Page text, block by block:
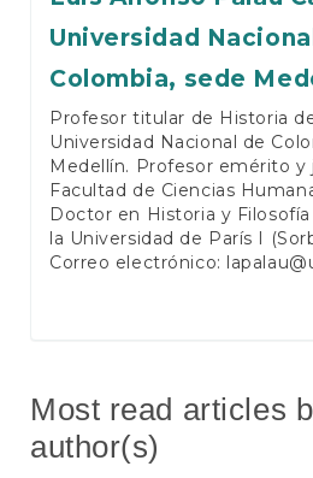
Universidad
Colombia, sede
Profesor titular de Historia
Universidad Nacional de
Medellín. Profesor emérito y
Facultad de Ciencias
Doctor en Historia y
la Universidad de París I
Correo electrónico:
Most read articles
author(s)